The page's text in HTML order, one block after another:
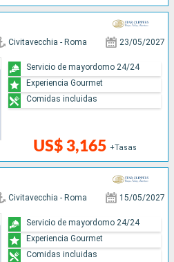
Civitavecchia - Roma 23/05/2027
US$ 3,165 +Tasas
Servicio de mayordomo 24/24
Experiencia Gourmet
Comidas incluidas
Civitavecchia - Roma 15/05/2027
Servicio de mayordomo 24/24
Experiencia Gourmet
Comidas incluidas